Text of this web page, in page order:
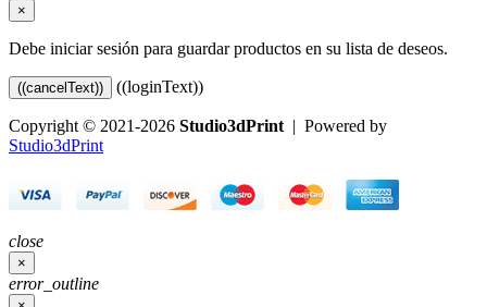
×
Debe iniciar sesión para guardar productos en su lista de deseos.
((cancelText)) ((loginText))
Copyright © 2021-2026 Studio3dPrint | Powered by
Studio3dPrint
close
×
error_outline